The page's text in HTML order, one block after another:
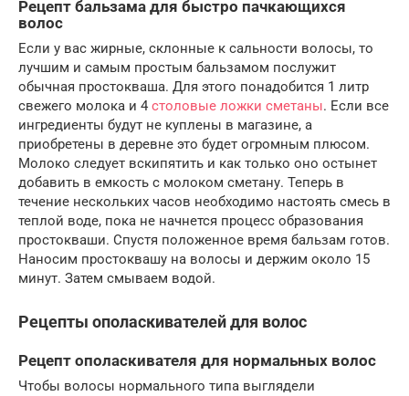
Рецепт бальзама для быстро пачкающихся
волос
Если у вас жирные, склонные к сальности волосы, то
лучшим и самым простым бальзамом послужит
обычная простокваша. Для этого понадобится 1 литр
свежего молока и 4 столовые ложки сметаны. Если все
ингредиенты будут не куплены в магазине, а
приобретены в деревне это будет огромным плюсом.
Молоко следует вскипятить и как только оно остынет
добавить в емкость с молоком сметану. Теперь в
течение нескольких часов необходимо настоять смесь в
теплой воде, пока не начнется процесс образования
простокваши. Спустя положенное время бальзам готов.
Наносим простоквашу на волосы и держим около 15
минут. Затем смываем водой.
Рецепты ополаскивателей для волос
Рецепт ополаскивателя для нормальных волос
Чтобы волосы нормального типа выглядели